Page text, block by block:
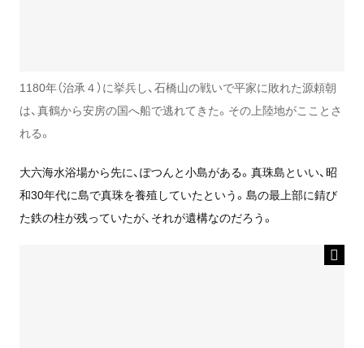
1180年（治承４）に挙兵し、石橋山の戦いで平家に敗れた源頼朝
は、真鶴から安房の国へ船で逃れてきた。その上陸地がこことさ
れる。
大六海水浴場から先に、ぽつんと小島がある。真珠島といい、昭
和30年代に島で真珠を養殖していたという。島の最上部に錆び
た鉄の柱が残っていたが、それが遺構なのだろう。